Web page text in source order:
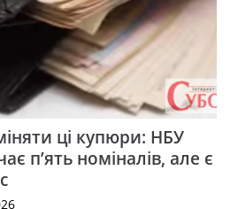
ці купюри: НБУ
п’ять номіналів, але є